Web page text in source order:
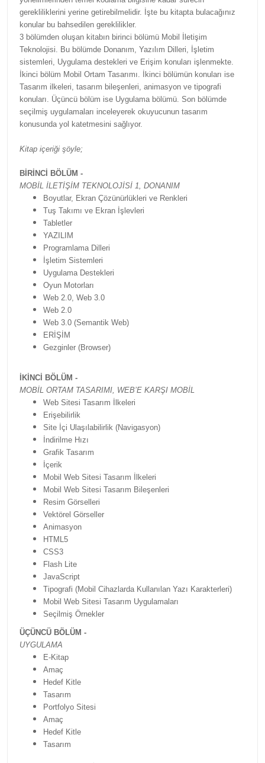
gerekliliklerini yerine getirebilmelidir. İşte bu kitapta bulacağınız
konular bu bahsedilen gereklilikler.
3 bölümden oluşan kitabın birinci bölümü Mobil İletişim
Teknolojisi. Bu bölümde Donanım, Yazılım Dilleri, İşletim
sistemleri, Uygulama destekleri ve Erişim konuları işlenmekte.
İkinci bölüm Mobil Ortam Tasarımı. İkinci bölümün konuları ise
Tasarım ilkeleri, tasarım bileşenleri, animasyon ve tipografi
konuları. Üçüncü bölüm ise Uygulama bölümü. Son bölümde
seçilmiş uygulamaları inceleyerek okuyucunun tasarım
konusunda yol katetmesini sağlıyor.
Kitap içeriği şöyle;
BİRİNCİ BÖLÜM -
MOBİL İLETİŞİM TEKNOLOJİSİ 1, DONANIM
Boyutlar, Ekran Çözünürlükleri ve Renkleri
Tuş Takımı ve Ekran İşlevleri
Tabletler
YAZILIM
Programlama Dilleri
İşletim Sistemleri
Uygulama Destekleri
Oyun Motorları
Web 2.0, Web 3.0
Web 2.0
Web 3.0 (Semantik Web)
ERİŞİM
Gezginler (Browser)
İKİNCİ BÖLÜM -
MOBİL ORTAM TASARIMI, WEB’E KARŞI MOBİL
Web Sitesi Tasarım İlkeleri
Erişebilirlik
Site İçi Ulaşılabilirlik (Navigasyon)
İndirilme Hızı
Grafik Tasarım
İçerik
Mobil Web Sitesi Tasarım İlkeleri
Mobil Web Sitesi Tasarım Bileşenleri
Resim Görselleri
Vektörel Görseller
Animasyon
HTML5
CSS3
Flash Lite
JavaScript
Tipografi (Mobil Cihazlarda Kullanılan Yazı Karakterleri)
Mobil Web Sitesi Tasarım Uygulamaları
Seçilmiş Örnekler
ÜÇÜNCÜ BÖLÜM -
UYGULAMA
E-Kitap
Amaç
Hedef Kitle
Tasarım
Portfolyo Sitesi
Amaç
Hedef Kitle
Tasarım